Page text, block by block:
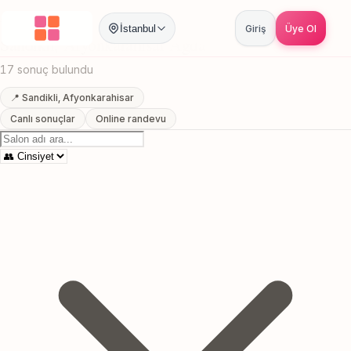
İstanbul Giriş Üye Ol
Anasayfa / Afyonkarahisar Sandikli
Sandikli, Afyonkarahisar Agda
17 sonuç bulundu
📍 Sandikli, Afyonkarahisar
Canlı sonuçlar
Online randevu